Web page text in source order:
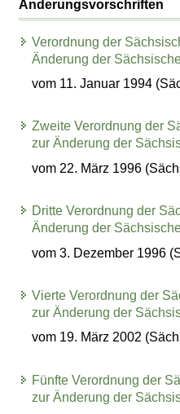
Änderungsvorschriften
Verordnung der
Änderung der
vom 11. Januar 1994
Zweite Verordnung der
zur Änderung der
vom 22. März 1996
Dritte Verordnung der
Änderung der
vom 3. Dezember 1996
Vierte Verordnung der
zur Änderung der
vom 19. März 2002
Fünfte Verordnung der
zur Änderung der